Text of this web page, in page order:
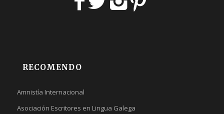
RECOMENDO
Amnistía Internacional
Asociación Escritores en Lingua Galega